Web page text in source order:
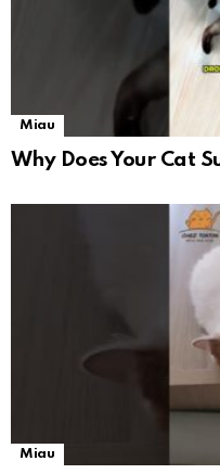
Miau
Why Does Your Cat
Miau